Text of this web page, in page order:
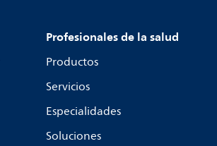
Profesionales de la salud
Productos
Servicios
Especialidades
Soluciones